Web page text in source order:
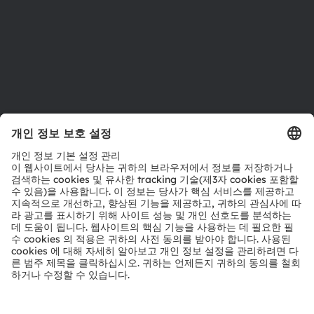
문의
파트너 네트워크
내부 고발
© 2026 ams-OSRAM AG. All rights reserved.